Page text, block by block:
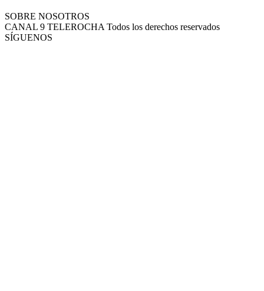
SOBRE NOSOTROS
CANAL 9 TELEROCHA Todos los derechos reservados
SÍGUENOS